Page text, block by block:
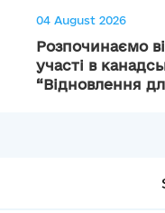
04 August 2026
Розпочинаємо
участі в
“Відновлення